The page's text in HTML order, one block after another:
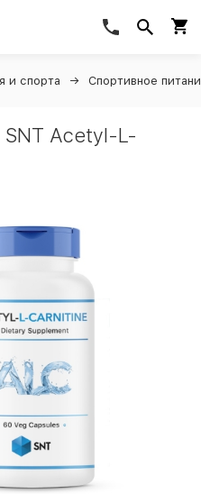
и спорта Спортивное
Acetyl-L-